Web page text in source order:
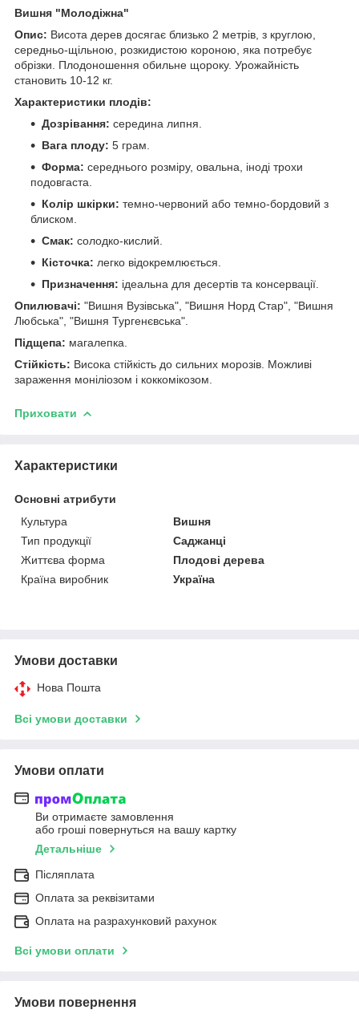
Вишня "Молодіжна"
Опис: Висота дерев досягає близько 2 метрів, з круглою,
середньо-щільною, розкидистою короною, яка потребує
обрізки. Плодоношення обильне щороку. Урожайність
становить 10-12 кг.
Характеристики плодів:
Дозрівання: середина липня.
Вага плоду: 5 грам.
Форма: середнього розміру, овальна, іноді трохи
подовгаста.
Колір шкірки: темно-червоний або темно-бордовий з
блиском.
Смак: солодко-кислий.
Кісточка: легко відокремлюється.
Призначення: ідеальна для десертів та консервації.
Опилювачі: "Вишня Вузівська", "Вишня Норд Стар", "Вишня
Любська", "Вишня Тургенєвська".
Підщепа: магалепка.
Стійкість: Висока стійкість до сильних морозів. Можливі
зараження моніліозом і коккомікозом.
Приховати
Характеристики
Основні атрибути
Культура
Вишня
Тип продукції
Саджанці
Життєва форма
Плодові дерева
Країна виробник
Україна
Умови доставки
Нова Пошта
Всі умови доставки
Умови оплати
Ви отримаєте замовлення
або гроші повернуться на вашу картку
Детальніше
Післяплата
Оплата за реквізитами
Оплата на разрахунковий рахунок
Всі умови оплати
Умови повернення